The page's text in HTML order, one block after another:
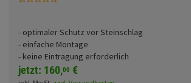
- optimaler Schutz vor Steinschlag
- einfache Montage
- keine Eintragung erforderlich
jetzt: 160,00 €